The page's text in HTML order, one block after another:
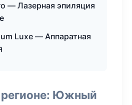
— Лазерная эпиляция
Luxe — Аппаратная
регионе: Южный